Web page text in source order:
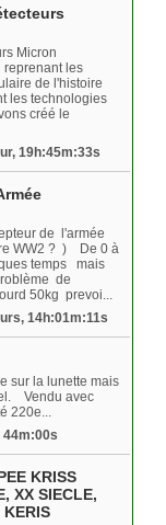
Micron
reprenant les
de l'histoire
les technologies
créé le
19h:45m:33s
de l'armée
WW2 ? ) De 0 à
temps mais
de
50kg prevoi...
14h:01m:11s
sur la lunette mais
Vendu avec
220e...
44m:00s
KRISS
XX SIECLE,
KERIS